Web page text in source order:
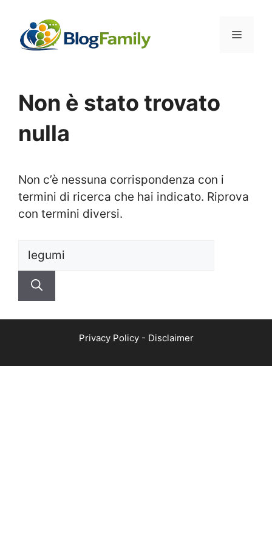
contenuto
Menu
Non è stato trovato
nulla
Non c’è nessuna corrispondenza con i
termini di ricerca che hai indicato. Riprova
con termini diversi.
Ricerca
per:
Privacy Policy- Disclaimer